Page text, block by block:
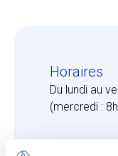
Horaires
Du lundi au
(mercredi :